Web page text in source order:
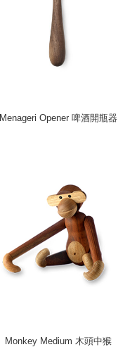
Menageri Opener 啤酒開瓶器
Monkey Medium 木頭中猴